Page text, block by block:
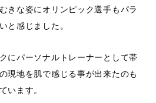
きな姿にオリンピック選手もパラ
と感じました。
にパーソナルトレーナーとして帯
現地を肌で感じる事が出来たのも
います。